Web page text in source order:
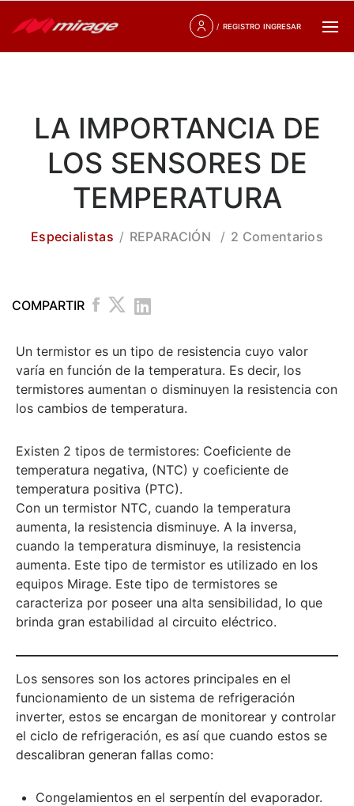
/ REGISTRO INGRESAR
LA IMPORTANCIA DE
LOS SENSORES DE
TEMPERATURA
Especialistas REPARACIÓN 2 Comentarios
COMPARTIR
Un termistor es un tipo de resistencia cuyo valor
varía en función de la temperatura. Es decir, los
termistores aumentan o disminuyen la resistencia con
los cambios de temperatura.
Existen 2 tipos de termistores: Coeficiente de
temperatura negativa, (NTC) y coeficiente de
temperatura positiva (PTC).
Con un termistor NTC, cuando la temperatura
aumenta, la resistencia disminuye. A la inversa,
cuando la temperatura disminuye, la resistencia
aumenta. Este tipo de termistor es utilizado en los
equipos Mirage. Este tipo de termistores se
caracteriza por poseer una alta sensibilidad, lo que
brinda gran estabilidad al circuito eléctrico.
Los sensores son los actores principales en el
funcionamiento de un sistema de refrigeración
inverter, estos se encargan de monitorear y controlar
el ciclo de refrigeración, es así que cuando estos se
descalibran generan fallas como:
Congelamientos en el serpentín del evaporador.